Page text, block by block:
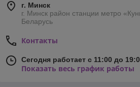
г. Минск
г. Минск район станции метро
Беларусь
Контакты
Сегодня работает с 11:00 до
Показать весь график работы